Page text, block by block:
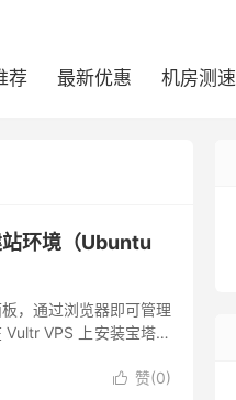
荐 最新优惠 机房测速
环境（Ubuntu
，通过浏览器即可管理
VPS 上安装宝塔面
 赞(0)